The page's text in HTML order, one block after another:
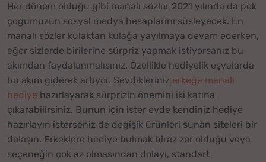
Her dönem olduğu gibi manalı sözler 2021 yılında da pek
çoğumuzun sosyal medya hesaplarını süsleyecek. En
manalı sözler kulaktan kulağa yayılmaya devam ederken,
eğer sizlerde birilerine sürpriz yapmak istiyorsanız bu
akımdan faydalanmalısınız. Özellikle hediyelik eşyalarda
bu akım giderek artıyor. Sevdikleriniz erkeğe manalı
hediye hazırlayarak sürprizin önemini iki katına
çıkarabilirsiniz. Bunun için ister evde kendiniz hediye
hazırlayın isterseniz de değişik ürünleri sunan siteleri bir
dolaşın. Erkeklere hediye bulmak biraz zor olduğu veya
seçeneğin çok az olmasından dolayı, standart